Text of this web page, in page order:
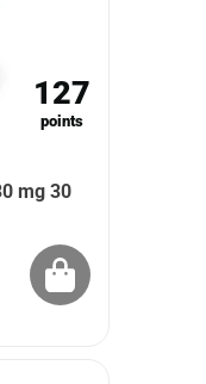
127
points
mg 30